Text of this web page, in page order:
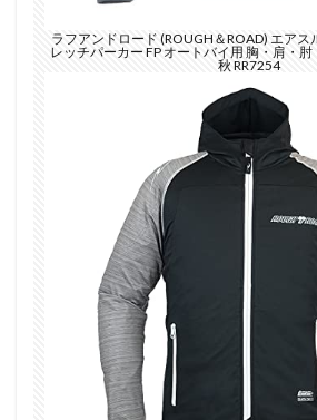
ラフアンドロード (ROUGH＆ROAD) エアス
レッチパーカー FP オートバイ用 胸・肩・
秋 RR7254